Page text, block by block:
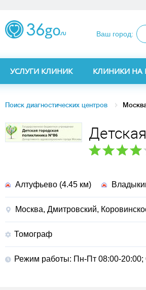
Ваш город:
УСЛУГИ КЛИНИК КЛИНИКИ НА
Поиск диагностических центров
Алтуфьево (4.45 км)
Москва, Дмитровский,
Томограф
Режим работы Пн-Пт 08:00-